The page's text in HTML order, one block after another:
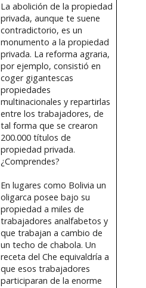
La abolición de la propiedad
privada, aunque te suene
contradictorio, es un
monumento a la propiedad
privada. La reforma agraria,
por ejemplo, consistió en
coger gigantescas
propiedades
multinacionales y repartirlas
entre los trabajadores, de
tal forma que se crearon
200.000 títulos de
propiedad privada.
¿Comprendes?
En lugares como Bolivia un
oligarca posee bajo su
propiedad a miles de
trabajadores analfabetos y
que trabajan a cambio de
un techo de chabola. Un
receta del Che equivaldría a
que esos trabajadores
participaran de la enorme